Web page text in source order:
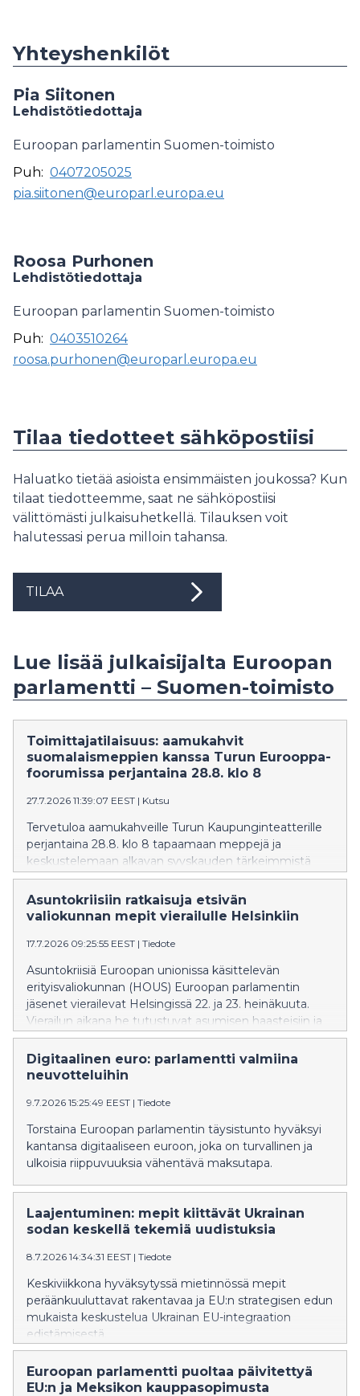
Yhteyshenkilöt
Pia Siitonen
Lehdistötiedottaja
Euroopan parlamentin Suomen-toimisto
Puh: 0407205025
pia.siitonen@europarl.europa.eu
Roosa Purhonen
Lehdistötiedottaja
Euroopan parlamentin Suomen-toimisto
Puh: 0403510264
roosa.purhonen@europarl.europa.eu
Tilaa tiedotteet sähköpostiisi
Haluatko tietää asioista ensimmäisten joukossa? Kun
tilaat tiedotteemme, saat ne sähköpostiisi
välittömästi julkaisuhetkellä. Tilauksen voit
halutessasi perua milloin tahansa.
TILAA
Lue lisää julkaisijalta Euroopan
parlamentti – Suomen-toimisto
Toimittajatilaisuus: aamukahvit
suomalaismeppien kanssa Turun Eurooppa-
foorumissa perjantaina 28.8. klo 8
27.7.2026 11:39:07 EEST | Kutsu
Tervetuloa aamukahveille Turun Kaupunginteatterille
perjantaina 28.8. klo 8 tapaamaan meppejä ja
keskustelemaan alkavan syyskauden tärkeimmistä
kysymyksistä.
Asuntokriisiin ratkaisuja etsivän
valiokunnan mepit vierailulle Helsinkiin
17.7.2026 09:25:55 EEST | Tiedote
Asuntokriisiä Euroopan unionissa käsittelevän
erityisvaliokunnan (HOUS) Euroopan parlamentin
jäsenet vierailevat Helsingissä 22. ja 23. heinäkuuta.
Vierailun aikana he tutustuvat asumisen haasteisiin ja
ratkaisuihin.
Digitaalinen euro: parlamentti valmiina
neuvotteluihin
9.7.2026 15:25:49 EEST | Tiedote
Torstaina Euroopan parlamentin täysistunto hyväksyi
kantansa digitaaliseen euroon, joka on turvallinen ja
ulkoisia riippuvuuksia vähentävä maksutapa.
Laajentuminen: mepit kiittävät Ukrainan
sodan keskellä tekemiä uudistuksia
8.7.2026 14:34:31 EEST | Tiedote
Keskiviikkona hyväksytyssä mietinnössä mepit
peräänkuuluttavat rakentavaa ja EU:n strategisen edun
mukaista keskustelua Ukrainan EU-integraation
edistämisestä.
Euroopan parlamentti puoltaa päivitettyä
EU:n ja Meksikon kauppasopimusta